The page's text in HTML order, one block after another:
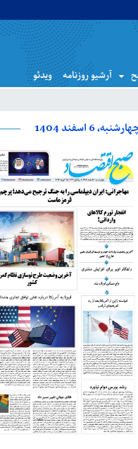
آرشیو روزنامه ویدئو
6 اسفند 1404